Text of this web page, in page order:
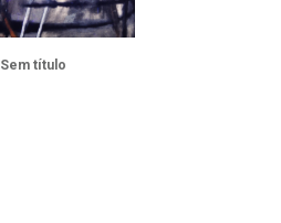
Sem título